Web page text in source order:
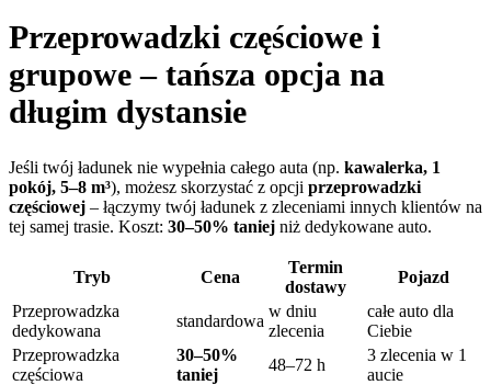
Przeprowadzki częściowe i
grupowe – tańsza opcja na
długim dystansie
Jeśli twój ładunek nie wypełnia całego auta (np. kawalerka, 1
pokój, 5–8 m³), możesz skorzystać z opcji przeprowadzki
częściowej – łączymy twój ładunek z zleceniami innych klientów na
tej samej trasie. Koszt: 30–50% taniej niż dedykowane auto.
Tryb Cena
Termin
dostawy
Pojazd
Przeprowadzka
dedykowana
standardowa
w dniu
zlecenia
całe auto dla
Ciebie
Przeprowadzka
częściowa
30–50%
taniej
48–72 h
3 zlecenia w 1
aucie